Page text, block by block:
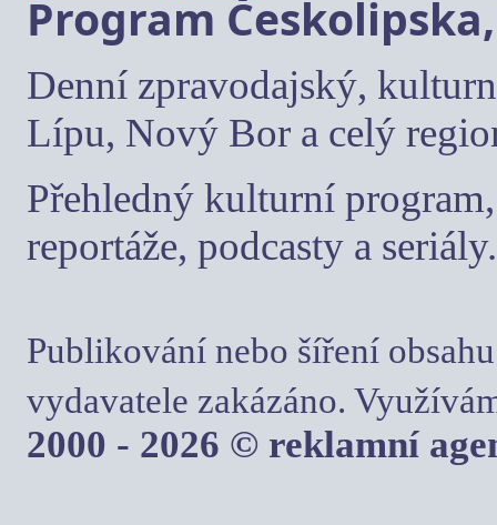
Program
Denní zpravodajský,
Lípu, Nový Bor a celý
Přehledný kulturní
reportáže, podcasty a seriály.
Publikování nebo šíření
vydavatele zakázáno.
2000 - 2026 © reklamní